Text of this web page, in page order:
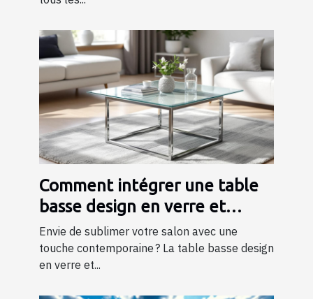
Comment intégrer une table
basse design en verre et
métal dans votre salon ?
Envie de sublimer votre salon avec une
touche contemporaine ? La table basse design
en verre et...